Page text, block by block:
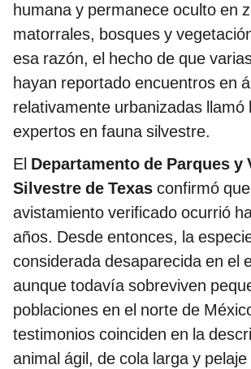
humana y permanece oculto en
matorrales, bosques y
esa razón, el hecho de que
hayan reportado encuentros en
relativamente urbanizadas llamó
expertos en fauna silvestre.
El Departamento de Parques y
Silvestre de Texas confirmó
avistamiento verificado ocurrió
años. Desde entonces, la
considerada desaparecida en el
aunque todavía sobreviven
poblaciones en el norte de
testimonios coinciden en la
animal ágil, de cola larga y